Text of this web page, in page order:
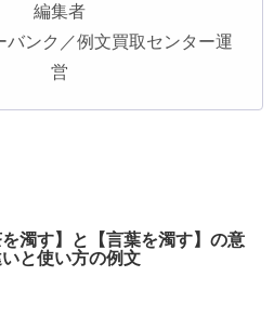
編集者
バンク／例文買取センター運
営
を濁す】と【言葉を濁す】の意
と使い方の例文